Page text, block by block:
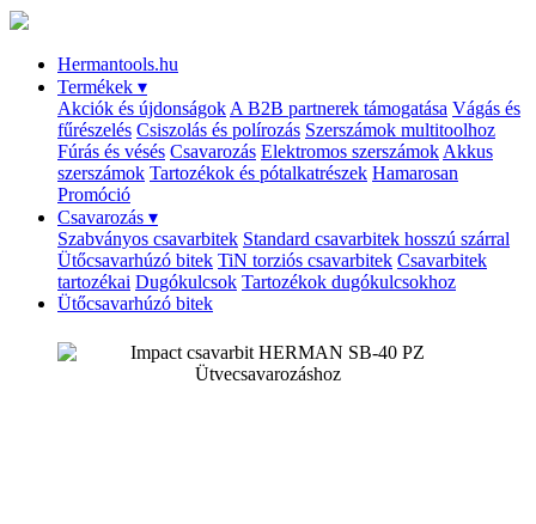
Hermantools.hu
Termékek ▾
Akciók és újdonságok A B2B partnerek támogatása Vágás és
fűrészelés Csiszolás és polírozás Szerszámok multitoolhoz
Fúrás és vésés Csavarozás Elektromos szerszámok Akkus
szerszámok Tartozékok és pótalkatrészek Hamarosan
Promóció
Csavarozás ▾
Szabványos csavarbitek Standard csavarbitek hosszú szárral
Ütőcsavarhúzó bitek TiN torziós csavarbitek Csavarbitek
tartozékai Dugókulcsok Tartozékok dugókulcsokhoz
Ütőcsavarhúzó bitek